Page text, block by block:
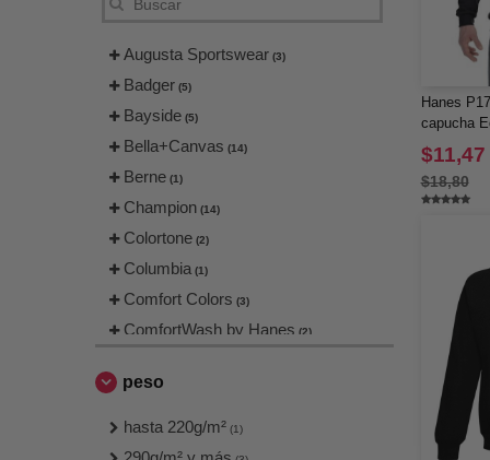
Augusta Sportswear (3)
Badger (5)
Bayside (5)
Bella+Canvas (14)
Berne (1)
Champion (14)
Colortone (2)
Columbia (1)
Comfort Colors (3)
ComfortWash by Hanes (2)
Devon & Jones
FeatherLite (1)
Gildan (11)
peso
hasta 220g/m² (1)
Hanes
capucha
$11,47
$18,80